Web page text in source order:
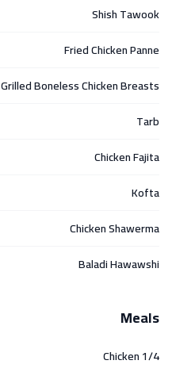
Shish Tawook
Fried Chicken Panne
Grilled Boneless Chicken Breasts
Tarb
Chicken Fajita
Kofta
Chicken Shawerma
Baladi Hawawshi
Meals
1/4 Chicken